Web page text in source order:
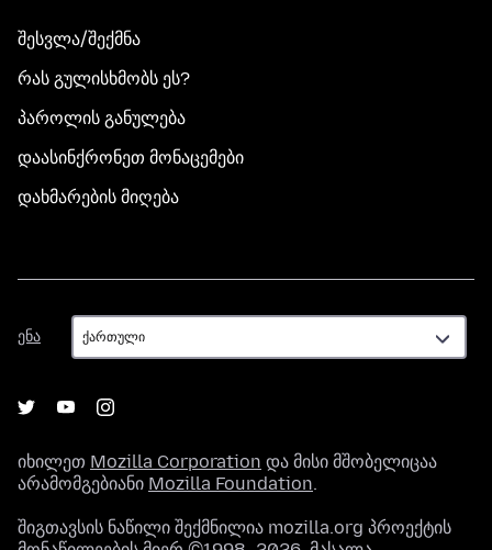
შესვლა/შექმნა
რას გულისხმობს ეს?
პაროლის განულება
დაასინქრონეთ მონაცემები
დახმარების მიღება
ენა
ენა
იხილეთ Mozilla Corporation და მისი მშობელიცაა
არამომგებიანი Mozilla Foundation.
შიგთავსის ნაწილი შექმნილია mozilla.org პროექტის